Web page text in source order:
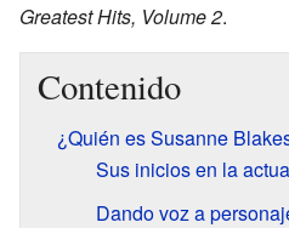
Greatest Hits, Volume 2.
Contenido
¿Quién es Susanne
Sus inicios en la
Dando voz a